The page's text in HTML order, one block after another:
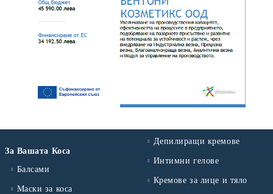
За Вашата Коса
Балсами
Маски за коса
Депилиращи кремове
Интимни гелове
Кремове за лице и тяло